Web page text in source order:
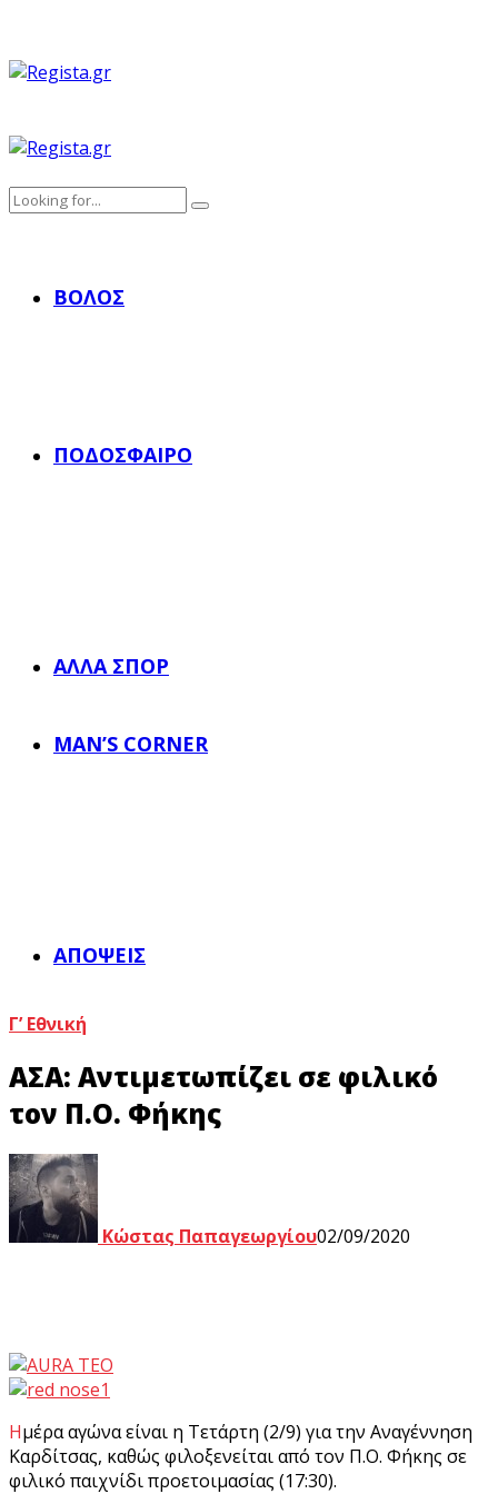
ΒΌΛΟΣ
ΠΟΔΌΣΦΑΙΡΟ
ΆΛΛΑ ΣΠΟΡ
MAN’S CORNER
ΑΠΌΨΕΙΣ
Γ’ Εθνική
ΑΣΑ: Αντιμετωπίζει σε φιλικό
τον Π.Ο. Φήκης
Κώστας Παπαγεωργίου02/09/2020
Ημέρα αγώνα είναι η Τετάρτη (2/9) για την Αναγέννηση
Καρδίτσας, καθώς φιλοξενείται από τον Π.Ο. Φήκης σε
φιλικό παιχνίδι προετοιμασίας (17:30).